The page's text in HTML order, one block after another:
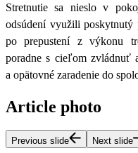
Stretnutie sa nieslo v
odsúdení využili poskytnutý
po prepustení z výkonu
poradne s cieľom zvládnuť
a opätovné zaradenie do
Article photo
Previous slide Next slide